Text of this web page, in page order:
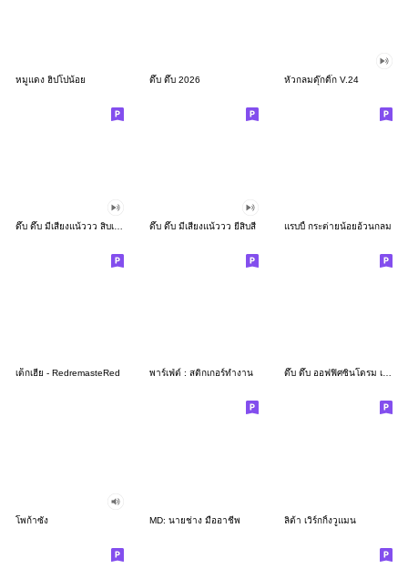
หมูแดง ฮิปโปน้อย ดึ๊บ ดึ๊บ 2026 หัวกลมดุ๊กดิ๊ก V.24
ดึ๊บ ดึ๊บ มีเสียงแน้ววว ยี่สิบสี่ แรบบี้ กระต่ายน้อยอ้วนกลม
เด็กเฮีย - RedremasteRed พาร์เฟ่ต์ : สติกเกอร์ทำงาน ดึ๊บ ดึ๊บ ออฟฟิศซินโดรม เจ็ด
โพก้าซัง MD: นายช่าง มืออาชีพ ลิต้า เวิร์กกิ้งวูแมน